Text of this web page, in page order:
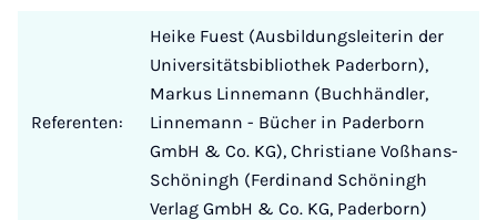
Referenten:
Heike Fuest (Ausbildungsleiterin der
Universitätsbibliothek Paderborn),
Markus Linnemann (Buchhändler,
Linnemann - Bücher in Paderborn
GmbH & Co. KG), Christiane Voßhans-
Schöningh (Ferdinand Schöningh
Verlag GmbH & Co. KG, Paderborn)